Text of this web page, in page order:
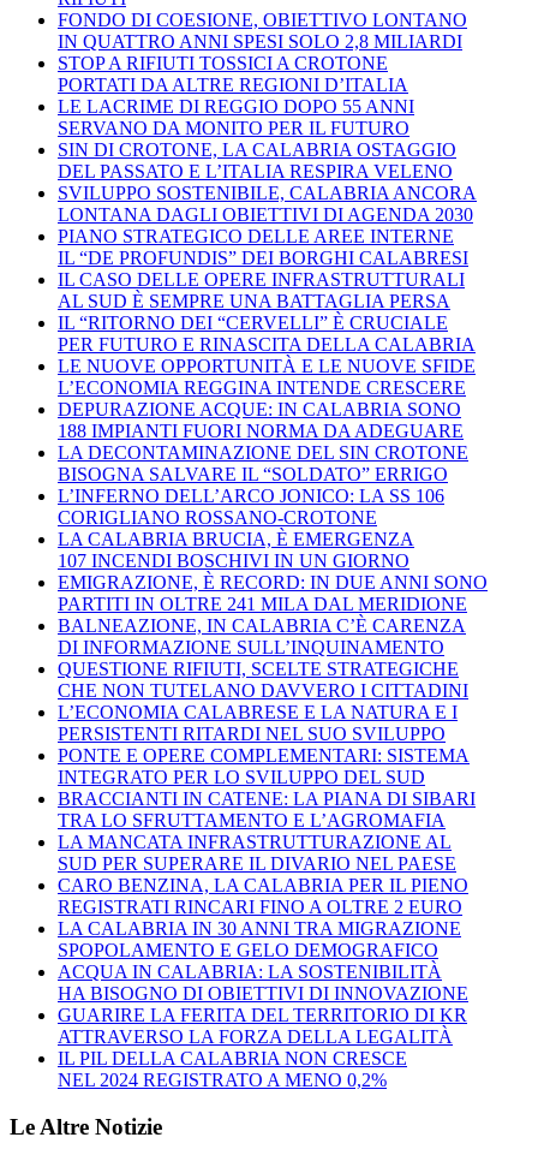
FONDO DI COESIONE, OBIETTIVO LONTANO
IN QUATTRO ANNI SPESI SOLO 2,8 MILIARDI
STOP A RIFIUTI TOSSICI A CROTONE
PORTATI DA ALTRE REGIONI D’ITALIA
LE LACRIME DI REGGIO DOPO 55 ANNI
SERVANO DA MONITO PER IL FUTURO
SIN DI CROTONE, LA CALABRIA OSTAGGIO
DEL PASSATO E L’ITALIA RESPIRA VELENO
SVILUPPO SOSTENIBILE, CALABRIA ANCORA
LONTANA DAGLI OBIETTIVI DI AGENDA 2030
PIANO STRATEGICO DELLE AREE INTERNE
IL “DE PROFUNDIS” DEI BORGHI CALABRESI
IL CASO DELLE OPERE INFRASTRUTTURALI
AL SUD È SEMPRE UNA BATTAGLIA PERSA
IL “RITORNO DEI “CERVELLI” È CRUCIALE
PER FUTURO E RINASCITA DELLA CALABRIA
LE NUOVE OPPORTUNITÀ E LE NUOVE SFIDE
L’ECONOMIA REGGINA INTENDE CRESCERE
DEPURAZIONE ACQUE: IN CALABRIA SONO
188 IMPIANTI FUORI NORMA DA ADEGUARE
LA DECONTAMINAZIONE DEL SIN CROTONE
BISOGNA SALVARE IL “SOLDATO” ERRIGO
L’INFERNO DELL’ARCO JONICO: LA SS 106
CORIGLIANO ROSSANO-CROTONE
LA CALABRIA BRUCIA, È EMERGENZA
107 INCENDI BOSCHIVI IN UN GIORNO
EMIGRAZIONE, È RECORD: IN DUE ANNI SONO
PARTITI IN OLTRE 241 MILA DAL MERIDIONE
BALNEAZIONE, IN CALABRIA C’È CARENZA
DI INFORMAZIONE SULL’INQUINAMENTO
QUESTIONE RIFIUTI, SCELTE STRATEGICHE
CHE NON TUTELANO DAVVERO I CITTADINI
L’ECONOMIA CALABRESE E LA NATURA E I
PERSISTENTI RITARDI NEL SUO SVILUPPO
PONTE E OPERE COMPLEMENTARI: SISTEMA
INTEGRATO PER LO SVILUPPO DEL SUD
BRACCIANTI IN CATENE: LA PIANA DI SIBARI
TRA LO SFRUTTAMENTO E L’AGROMAFIA
LA MANCATA INFRASTRUTTURAZIONE AL
SUD PER SUPERARE IL DIVARIO NEL PAESE
CARO BENZINA, LA CALABRIA PER IL PIENO
REGISTRATI RINCARI FINO A OLTRE 2 EURO
LA CALABRIA IN 30 ANNI TRA MIGRAZIONE
SPOPOLAMENTO E GELO DEMOGRAFICO
ACQUA IN CALABRIA: LA SOSTENIBILITÀ
HA BISOGNO DI OBIETTIVI DI INNOVAZIONE
GUARIRE LA FERITA DEL TERRITORIO DI KR
ATTRAVERSO LA FORZA DELLA LEGALITÀ
IL PIL DELLA CALABRIA NON CRESCE
NEL 2024 REGISTRATO A MENO 0,2%
Le Altre Notizie